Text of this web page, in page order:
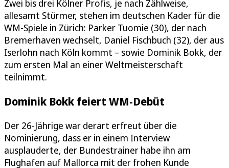
Zwei bis drei Kölner Profis, je nach Zählweise,
allesamt Stürmer, stehen im deutschen Kader für die
WM-Spiele in Zürich: Parker Tuomie (30), der nach
Bremerhaven wechselt, Daniel Fischbuch (32), der aus
Iserlohn nach Köln kommt – sowie Dominik Bokk, der
zum ersten Mal an einer Weltmeisterschaft
teilnimmt.
Dominik Bokk feiert WM-Debüt
Der 26-Jährige war derart erfreut über die
Nominierung, dass er in einem Interview
ausplauderte, der Bundestrainer habe ihn am
Flughafen auf Mallorca mit der frohen Kunde